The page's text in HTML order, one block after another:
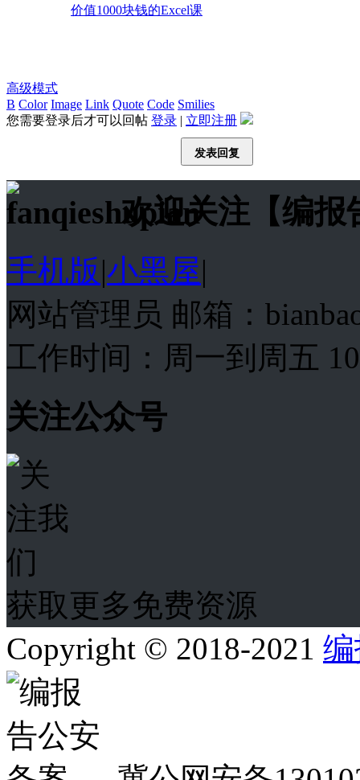
价值1000块钱的Excel课
高级模式
B Color Image Link Quote Code Smilies
您需要登录后才可以回帖 登录 | 立即注册
发表回复
欢迎关注【编报
手机版|小黑屋|
网站管理员 邮箱：
工作时间：周一到周五
关注公众号
获取更多免费资源
Copyright © 2018-2021